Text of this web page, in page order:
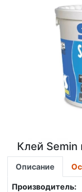
Клей Semin
Описание
Производитель: